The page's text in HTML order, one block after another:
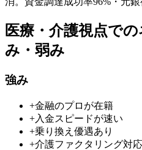
医療・介護視点での
み・弱み
強み
+金融のプロが在籍
+入金スピードが速い
+乗り換え優遇あり
+介護ファクタリング対応